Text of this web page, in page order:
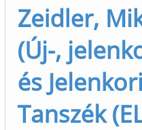
Zeidler,
(Új-,
és
Tanszék